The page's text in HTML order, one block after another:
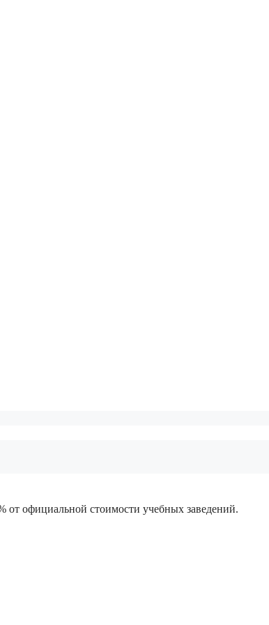
официальной стоимости учебных заведений.